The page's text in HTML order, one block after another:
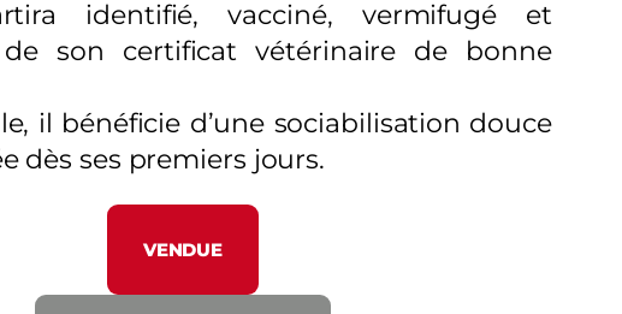
identifié, vacciné, vermifugé et
de son certificat vétérinaire de bonne
il bénéficie d’une sociabilisation douce
dès ses premiers jours.
VENDUE